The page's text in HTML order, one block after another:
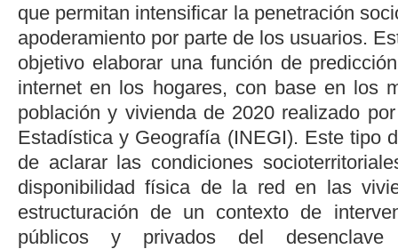
que permitan intensificar la penetración
apoderamiento por parte de los usuarios.
objetivo elaborar una función de
internet en los hogares, con base en los
población y vivienda de 2020 realizado
Estadística y Geografía (INEGI). Este tipo
de aclarar las condiciones
disponibilidad física de la red en las
estructuración de un contexto de
públicos y privados del